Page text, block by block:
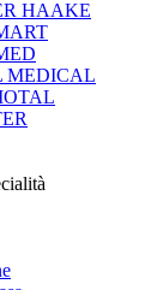
HAAKE
MEDICAL